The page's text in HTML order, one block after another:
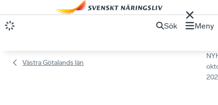
Sök Meny
Västra Götalands län